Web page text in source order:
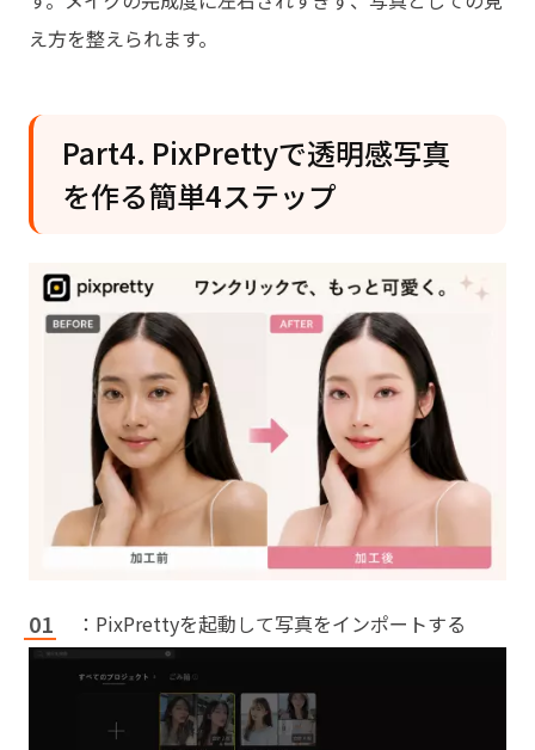
え方を整えられます。
Part4. PixPrettyで透明感写真
を作る簡単4ステップ
：PixPrettyを起動して写真をインポートする